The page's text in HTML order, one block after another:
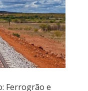
Ferrogrão e